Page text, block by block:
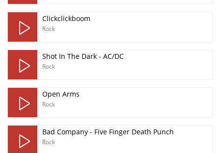
Clickclickboom
Rock
Shot In The Dark - AC/DC
Rock
Open Arms
Rock
Bad Company - Five Finger Death Punch
Rock